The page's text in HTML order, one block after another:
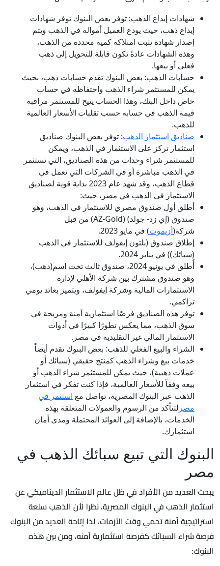
شهادات إيداع الذهب: توفر بعض البنوك توفر شهادات
إيداع ذهب، حيث يودع العميل أمواله في الذهب ويتم
إصدار شهادة تثبت امتلاكه كمية محددة من الذهب،
وهذه الشهادات عادةً تكون قابلة للتحويل إلى ذهب
فعلي أو بيعها.
حسابات الذهب: بعض البنوك تقدم حسابات ذهب، بحيث
يمكن للمستثمر شراء الذهب واحتفاظه في حساب
خاص داخل البنك، وهذا الحساب يتيح للمستثمر مراقبة
قيمة الذهب في حسابه حسب تقلبات الأسعار العالمية
للذهب.
صناديق استثمار الذهب: توفر بعض البنوك صناديق
استثمار تركز على الاستثمار في الذهب، ويمكن
للمستثمر شراء وحدات من هذه الصناديق، التي تستثمر
في الذهب مباشرة أو في الشركات التي تعمل في
قطاع الذهب، وقد شهد عام 2023 بداية قوية لصناديق
الاستثمار في الذهب في مصر، حيث:
أطلق أول صندوق مصري للاستثمار في الذهب، وهو
صندوق (إي زد- جولد) (AZ-Gold) من قبل
شركة(أزيموت) في مايو 2023.
إطلاق صندوق (بلتون إيفولف للاستثمار في الذهب
(سبائك)) في يناير 2024.
أُطلق في يونيو 2024، صندوق ثالث تحت اسم(دهب)،
وهو صندوق مشترك بين شركة الأهلي لإدارة
الاستثمارات المالية وشركة إيفولف، ويتميز بعائد يومي
تراكمي.
توفر هذه الصناديق فرصًا استثمارية آمنة ومربحة في
سوق الذهب، مما يعكس تطورًا كبيرًا في أدوات
الاستثمار المالي غير التقليدية في مصر.
الشراء والبيع الفعلي للذهب: بعض البنوك تقدم أيضاً
خدمات بيع وشراء الذهب كمنتج حقيقي (سبائك أو
عملات ذهبية)، حيث يمكن للمستثمر شراء الذهب أو
بيعه وفقاً للأسعار العالمية، فإذا كنت تفكر في استثمار
الذهب عبر البنوك المصرية، تواصل مع استثمر في
مصر لتتأكد من الرسوم والعمولات المتعلقة بهذه
الخدمات، بالإضافة إلى العوائد المحتملة ومدى أمان
استثمارك.
البنوك التي تبيع سبائك الذهب في
مصر
يبحث العديد من الأفراد في ظل عالم الاستثمار الديناميكي عن
استثمار الذهب في البنوك المصرية، نظرا لأن الذهب سلعة
استراتيجية آمنة تحمي وقت الأزمات، لذا إتاحة العديد من البنوك
فرصة شراء السبائك كفرصة استثمارية آمنه، ومن بين هذه
البنوك: